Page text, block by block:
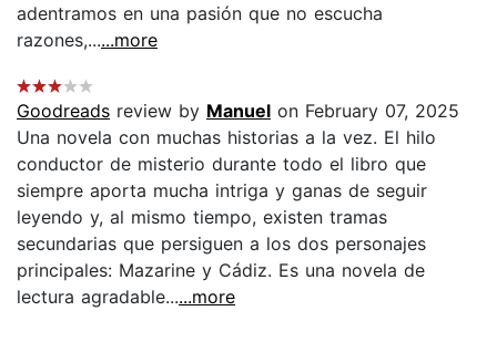
adentramos en una pasión que no escucha
razones,......more
Goodreads review by Manuel on February 07, 2025
Una novela con muchas historias a la vez. El hilo
conductor de misterio durante todo el libro que
siempre aporta mucha intriga y ganas de seguir
leyendo y, al mismo tiempo, existen tramas
secundarias que persiguen a los dos personajes
principales: Mazarine y Cádiz. Es una novela de
lectura agradable......more